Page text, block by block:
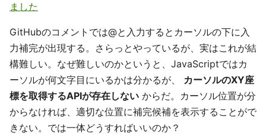
ました
GitHubのコメントでは@と入力するとカーソルの下に入
力補完が出現する。さらっとやっているが、実はこれが結
構難しい。なぜ難しいのかというと、JavaScriptではカ
ーソルが何文字目にいるかは分かるが、 カーソルのXY座
標を取得するAPIが存在しない からだ。カーソル位置が分
からなければ、適切な位置に補完候補を表示することがで
きない。では一体どうすればいいのか？